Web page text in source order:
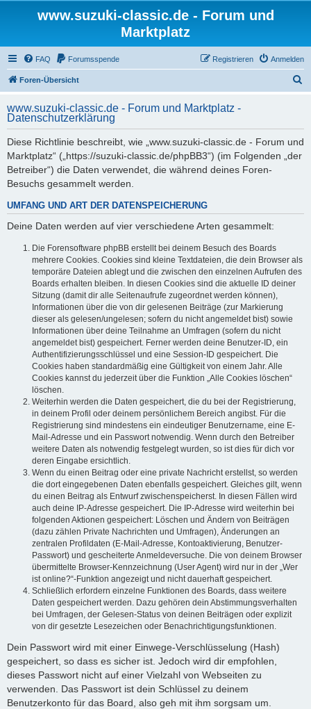
www.suzuki-classic.de - Forum und
Marktplatz
FAQ Forumsspende Anmelden
Registrieren
Foren-Übersicht
h
www.suzuki-classic.de - Forum und Marktplatz -
Datenschutzerklärung
Diese Richtlinie beschreibt, wie „www.suzuki-classic.de - Forum und
Marktplatz“ („https://suzuki-classic.de/phpBB3“) (im Folgenden „der
Betreiber“) die Daten verwendet, die während deines Foren-
Besuchs gesammelt werden.
UMFANG UND ART DER DATENSPEICHERUNG
Deine Daten werden auf vier verschiedene Arten gesammelt:
Die Forensoftware phpBB erstellt bei deinem Besuch des Boards
mehrere Cookies. Cookies sind kleine Textdateien, die dein Browser als
temporäre Dateien ablegt und die zwischen den einzelnen Aufrufen des
Boards erhalten bleiben. In diesen Cookies sind die aktuelle ID deiner
Sitzung (damit dir alle Seitenaufrufe zugeordnet werden können),
Informationen über die von dir gelesenen Beiträge (zur Markierung
dieser als gelesen/ungelesen; sofern du nicht angemeldet bist) sowie
Informationen über deine Teilnahme an Umfragen (sofern du nicht
angemeldet bist) gespeichert. Ferner werden deine Benutzer-ID, ein
Authentifizierungsschlüssel und eine Session-ID gespeichert. Die
Cookies haben standardmäßig eine Gültigkeit von einem Jahr. Alle
Cookies kannst du jederzeit über die Funktion „Alle Cookies löschen“
löschen.
Weiterhin werden die Daten gespeichert, die du bei der Registrierung,
in deinem Profil oder deinem persönlichem Bereich angibst. Für die
Registrierung sind mindestens ein eindeutiger Benutzername, eine E-
Mail-Adresse und ein Passwort notwendig. Wenn durch den Betreiber
weitere Daten als notwendig festgelegt wurden, so ist dies für dich vor
deren Eingabe ersichtlich.
Wenn du einen Beitrag oder eine private Nachricht erstellst, so werden
die dort eingegebenen Daten ebenfalls gespeichert. Gleiches gilt, wenn
du einen Beitrag als Entwurf zwischenspeicherst. In diesen Fällen wird
auch deine IP-Adresse gespeichert. Die IP-Adresse wird weiterhin bei
folgenden Aktionen gespeichert: Löschen und Ändern von Beiträgen
(dazu zählen Private Nachrichten und Umfragen), Änderungen an
zentralen Profildaten (E-Mail-Adresse, Kontoaktivierung, Benutzer-
Passwort) und gescheiterte Anmeldeversuche. Die von deinem Browser
übermittelte Browser-Kennzeichnung (User Agent) wird nur in der „Wer
ist online?“-Funktion angezeigt und nicht dauerhaft gespeichert.
Schließlich erfordern einzelne Funktionen des Boards, dass weitere
Daten gespeichert werden. Dazu gehören dein Abstimmungsverhalten
bei Umfragen, der Gelesen-Status von deinen Beiträgen oder explizit
von dir gesetzte Lesezeichen oder Benachrichtigungsfunktionen.
Dein Passwort wird mit einer Einwege-Verschlüsselung (Hash)
gespeichert, so dass es sicher ist. Jedoch wird dir empfohlen,
dieses Passwort nicht auf einer Vielzahl von Webseiten zu
verwenden. Das Passwort ist dein Schlüssel zu deinem
Benutzerkonto für das Board, also geh mit ihm sorgsam um.